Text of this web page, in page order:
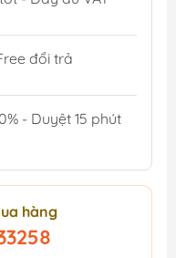
đổi trả
- Duyệt 15 phút
hàng